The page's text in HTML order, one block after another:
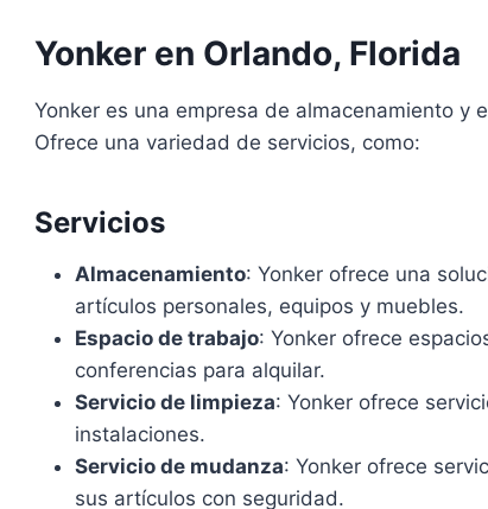
Yonker en Orlando, Florida
Yonker es una empresa de almacenamiento y
Ofrece una variedad de servicios, como:
Servicios
Almacenamiento: Yonker ofrece una
artículos personales, equipos y muebles.
Espacio de trabajo: Yonker ofrece
conferencias para alquilar.
Servicio de limpieza: Yonker ofrece
instalaciones.
Servicio de mudanza: Yonker ofrece
sus artículos con seguridad.